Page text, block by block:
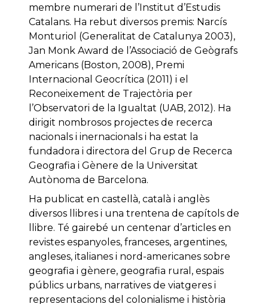
membre numerari de l’Institut d’Estudis
Catalans. Ha rebut diversos premis: Narcís
Monturiol (Generalitat de Catalunya 2003),
Jan Monk Award de l’Associació de Geògrafs
Americans (Boston, 2008), Premi
Internacional Geocrítica (2011) i el
Reconeixement de Trajectòria per
l’Observatori de la Igualtat (UAB, 2012). Ha
dirigit nombrosos projectes de recerca
nacionals i inernacionals i ha estat la
fundadora i directora del Grup de Recerca
Geografia i Gènere de la Universitat
Autònoma de Barcelona.
Ha publicat en castellà, català i anglès
diversos llibres i una trentena de capítols de
llibre. Té gairebé un centenar d’articles en
revistes espanyoles, franceses, argentines,
angleses, italianes i nord-americanes sobre
geografia i gènere, geografia rural, espais
públics urbans, narratives de viatgeres i
representacions del colonialisme i història